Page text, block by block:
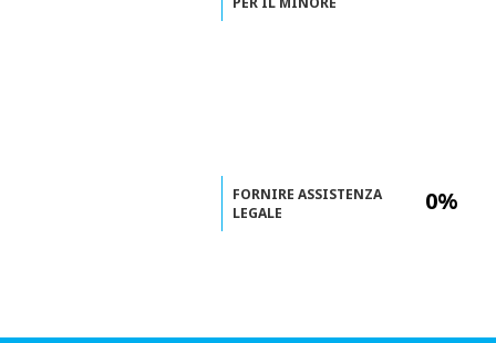
0%
FORNIRE ASSISTENZA
LEGALE